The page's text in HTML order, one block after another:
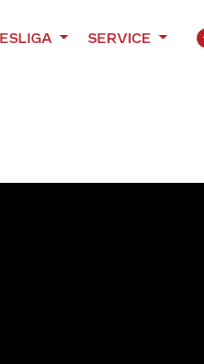
SERVICE